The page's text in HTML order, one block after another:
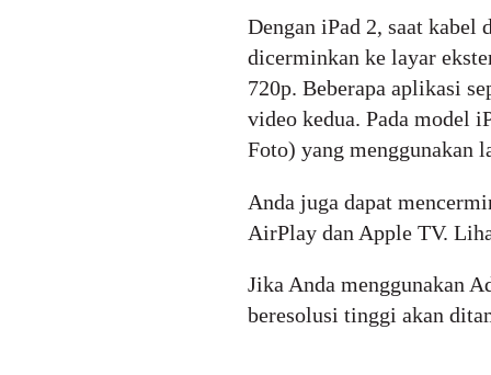
Dengan iPad 2, saat kabel
dicerminkan ke layar
720p. Beberapa aplikasi
video kedua. Pada model
Foto) yang menggunakan
Anda juga dapat
AirPlay dan Apple TV.
Jika Anda menggunakan
beresolusi tinggi akan